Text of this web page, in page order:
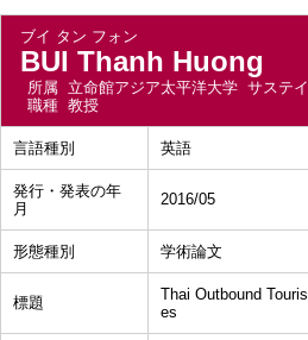
ブイ タン フォン
BUI Thanh Huong
所属 立命館アジア太平洋大学 サステ
職種 教授
言語種別 英語
発行・発表の年
月
2016/05
形態種別 学術論文
標題
Thai Outbound
es